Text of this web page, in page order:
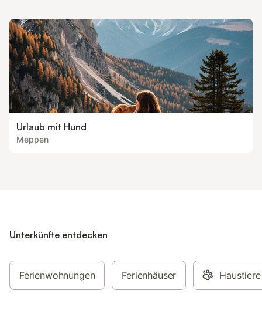
Urlaub mit Hund
Meppen
Unterkünfte entdecken
Ferienwohnungen Ferienhäuser